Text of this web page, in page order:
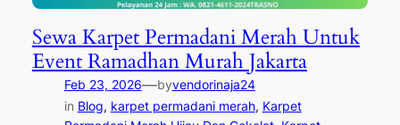
Sewa Karpet Permadani Merah Untuk
Event Ramadhan Murah Jakarta
Feb 23, 2026—byvendorinaja24
in Blog, karpet permadani merah, Karpet